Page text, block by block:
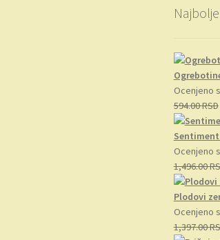
Ocenjeno
594.00RSD
Ocenjeno
1,496.00
Plodovi
Ocenjeno
1,397.00